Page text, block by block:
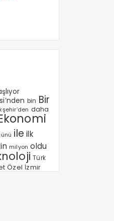
bin Bir
daha
ile ilk
milyon oldu
Türk
Özel İzmir